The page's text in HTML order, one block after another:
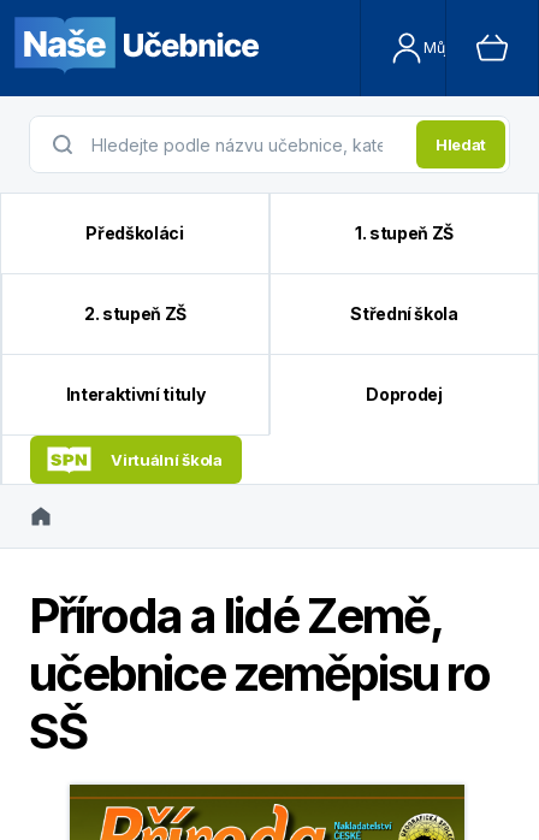
Můj účet
Hledat
Předškoláci 1. stupeň ZŠ
2. stupeň ZŠ Střední škola
Interaktivní tituly Doprodej
Virtuální škola
Příroda a lidé Země,
učebnice zeměpisu ro
SŠ